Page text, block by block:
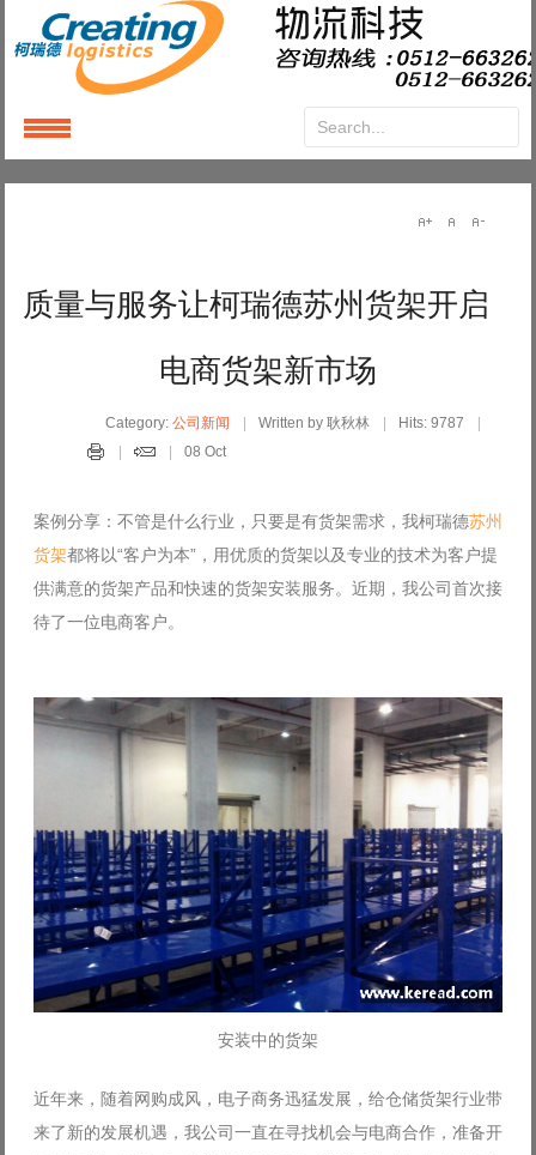
质量与服务让柯瑞德苏州货架开启
电商货架新市场
Category:公司新闻 Written by 耿秋林
Hits: 9787
08 Oct
案例分享：不管是什么行业，只要是有货架需求，我柯瑞德苏州
货架都将以“客户为本”，用优质的货架以及专业的技术为客户提
供满意的货架产品和快速的货架安装服务。近期，我公司首次接
待了一位电商客户。
安装中的货架
近年来，随着网购成风，电子商务迅猛发展，给仓储货架行业带
来了新的发展机遇，我公司一直在寻找机会与电商合作，准备开
LoginorRegister
Remember Me
Log in with Facebook
Forgot your password?
Forgot your username?